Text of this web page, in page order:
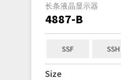
长条液晶显示器
4887-B
SSF SSH
Size